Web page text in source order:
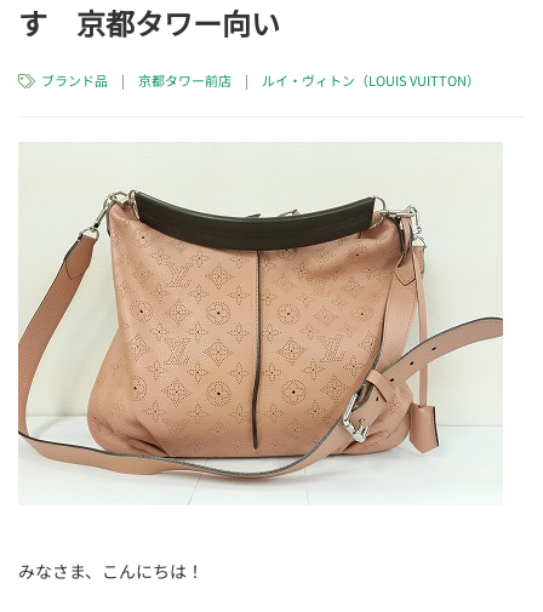
す 京都タワー向い
ブランド品 |京都タワー前店 | ルイ・ヴィトン（LOUIS VUITTON）
みなさま、こんにちは！